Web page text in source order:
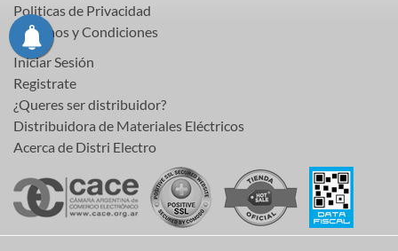
Politicas de Privacidad
Terminos y Condiciones
Iniciar Sesión
Registrate
¿Queres ser distribuidor?
Distribuidora de Materiales Eléctricos
Acerca de Distri Electro